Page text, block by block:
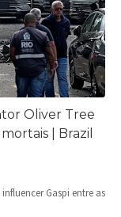
Oliver Tree
| Brazil
Gaspi entre as